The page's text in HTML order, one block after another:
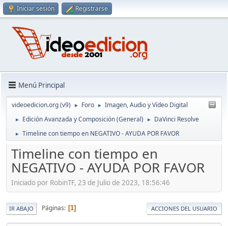
Iniciar sesión Registrarse
Menú Principal
videoedicion.org (v9) ► Foro ► Imagen, Audio y Vídeo Digital
► Edición Avanzada y Composición (General) ► DaVinci Resolve
► Timeline con tiempo en NEGATIVO - AYUDA POR FAVOR
Timeline con tiempo en
NEGATIVO - AYUDA POR FAVOR
Iniciado por RobinTF, 23 de Julio de 2023, 18:56:46
IR ABAJO Páginas 1 ACCIONES DEL USUARIO